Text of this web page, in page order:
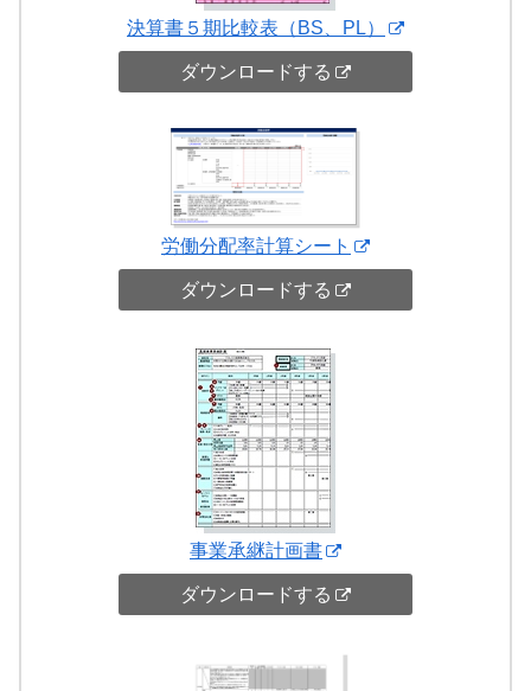
決算書５期比較表（BS、PL）
ダウンロードする
労働分配率計算シート
ダウンロードする
事業承継計画書
ダウンロードする